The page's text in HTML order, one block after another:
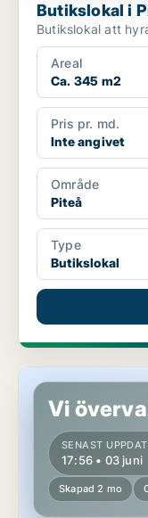
Butikslokal i
Butikslokal att
Areal
Ca. 345 m2
Pris pr. md.
Inte angivet
Område
Piteå
Type
Butikslokal
Butikslokal i Piteå
Vi
SENAST
17:56 • 03 juni
Skapad 2 mo